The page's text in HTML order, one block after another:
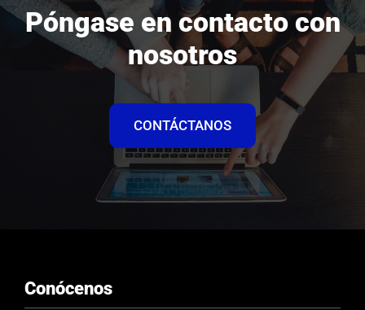
Póngase en contacto con
nosotros
CONTÁCTANOS
Conócenos